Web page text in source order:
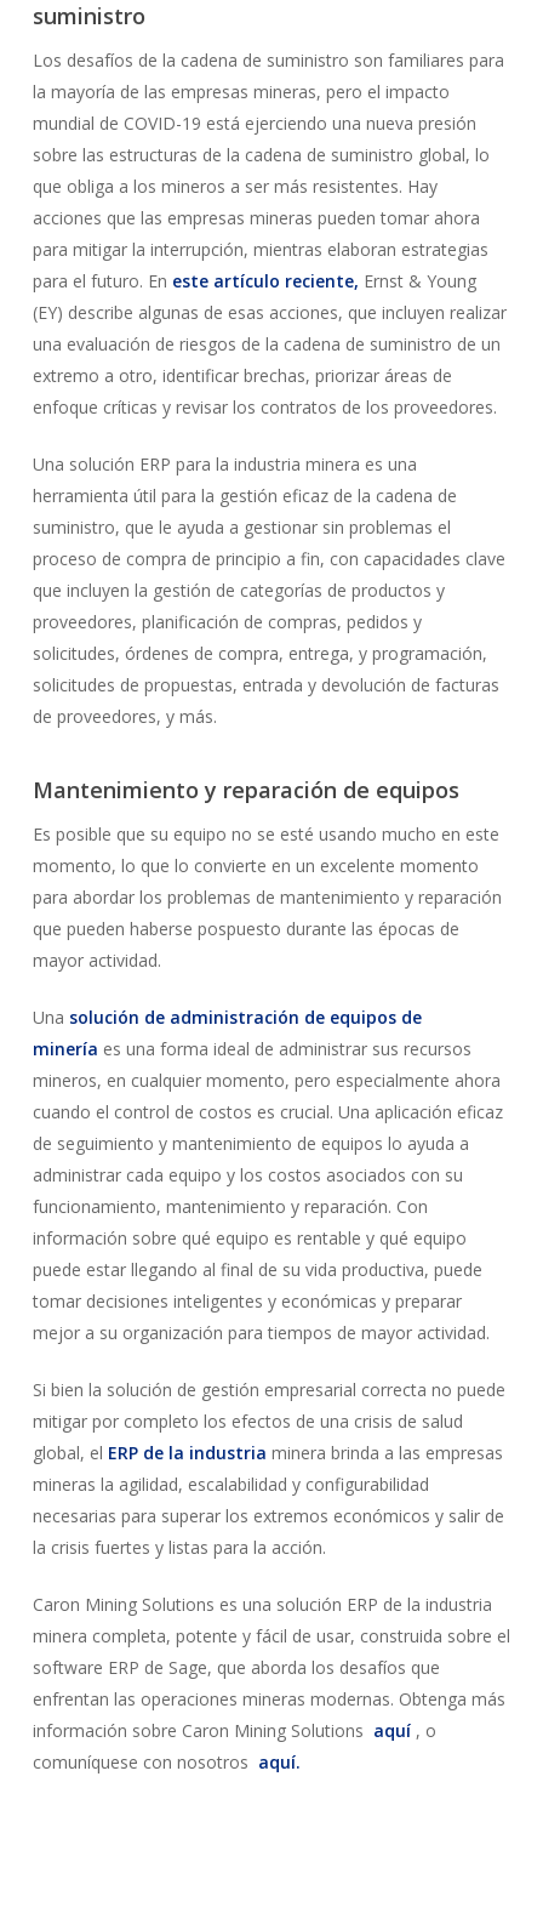
suministro
Los desafíos de la cadena de suministro son familiares para
la mayoría de las empresas mineras, pero el impacto
mundial de COVID-19 está ejerciendo una nueva presión
sobre las estructuras de la cadena de suministro global, lo
que obliga a los mineros a ser más resistentes. Hay
acciones que las empresas mineras pueden tomar ahora
para mitigar la interrupción, mientras elaboran estrategias
para el futuro. En este artículo reciente, Ernst & Young
(EY) describe algunas de esas acciones, que incluyen realizar
una evaluación de riesgos de la cadena de suministro de un
extremo a otro, identificar brechas, priorizar áreas de
enfoque críticas y revisar los contratos de los proveedores.
Una solución ERP para la industria minera es una
herramienta útil para la gestión eficaz de la cadena de
suministro, que le ayuda a gestionar sin problemas el
proceso de compra de principio a fin, con capacidades clave
que incluyen la gestión de categorías de productos y
proveedores, planificación de compras, pedidos y
solicitudes, órdenes de compra, entrega, y programación,
solicitudes de propuestas, entrada y devolución de facturas
de proveedores, y más.
Mantenimiento y reparación de equipos
Es posible que su equipo no se esté usando mucho en este
momento, lo que lo convierte en un excelente momento
para abordar los problemas de mantenimiento y reparación
que pueden haberse pospuesto durante las épocas de
mayor actividad.
Una solución de administración de equipos de
minería es una forma ideal de administrar sus recursos
mineros, en cualquier momento, pero especialmente ahora
cuando el control de costos es crucial. Una aplicación eficaz
de seguimiento y mantenimiento de equipos lo ayuda a
administrar cada equipo y los costos asociados con su
funcionamiento, mantenimiento y reparación. Con
información sobre qué equipo es rentable y qué equipo
puede estar llegando al final de su vida productiva, puede
tomar decisiones inteligentes y económicas y preparar
mejor a su organización para tiempos de mayor actividad.
Si bien la solución de gestión empresarial correcta no puede
mitigar por completo los efectos de una crisis de salud
global, el ERP de la industria minera brinda a las empresas
mineras la agilidad, escalabilidad y configurabilidad
necesarias para superar los extremos económicos y salir de
la crisis fuertes y listas para la acción.
Caron Mining Solutions es una solución ERP de la industria
minera completa, potente y fácil de usar, construida sobre el
software ERP de Sage, que aborda los desafíos que
enfrentan las operaciones mineras modernas. Obtenga más
información sobre Caron Mining Solutions aquí, o
comuníquese con nosotros aquí.